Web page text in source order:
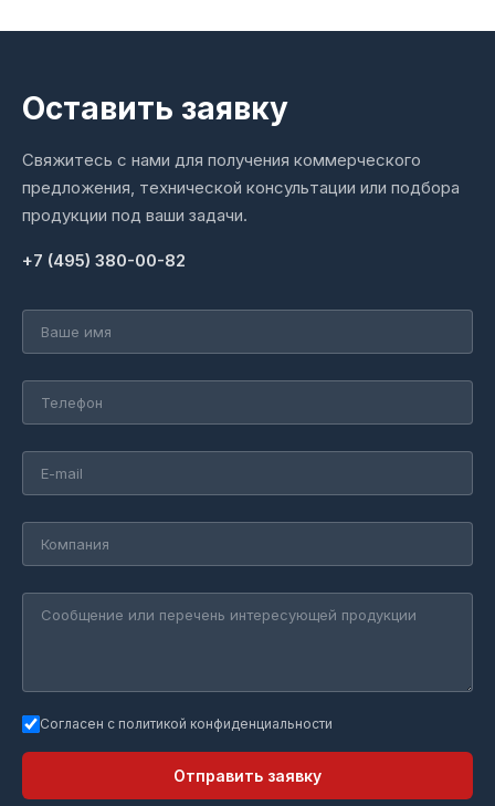
Оставить заявку
Свяжитесь с нами для получения коммерческого
предложения, технической консультации или подбора
продукции под ваши задачи.
+7 (495) 380-00-82
Согласен с политикой конфиденциальности
Отправить заявку